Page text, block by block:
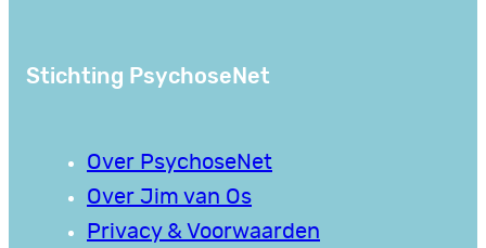
Stichting PsychoseNet
Over PsychoseNet
Over Jim van Os
Privacy & Voorwaarden